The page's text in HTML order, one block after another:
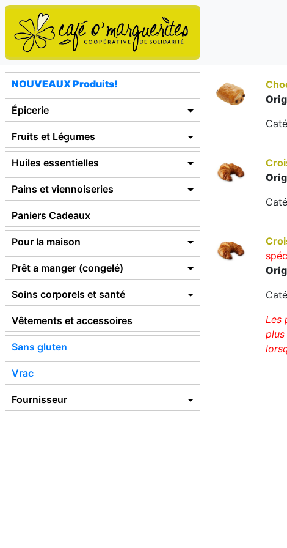
NOUVEAUX Produits!
Épicerie
Fruits et Légumes
Huiles essentielles
Pains et viennoiseries
Paniers Cadeaux
Pour la maison
Prêt a manger (congelé)
Soins corporels et santé
Vêtements et accessoires
Sans gluten
Vrac
Fournisseur
Les